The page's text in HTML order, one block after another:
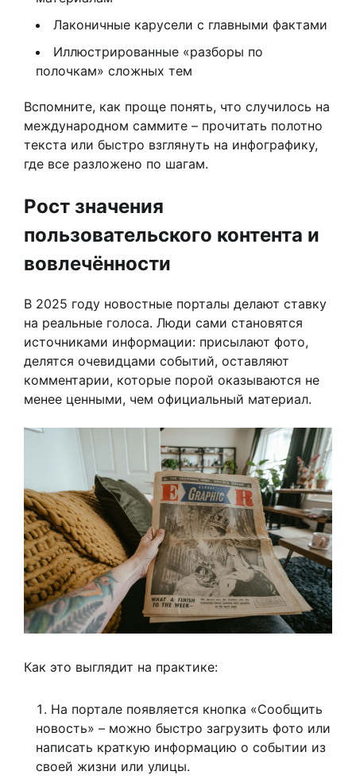
Лаконичные карусели с главными фактами
Иллюстрированные «разборы по
полочкам» сложных тем
Вспомните, как проще понять, что случилось на
международном саммите – прочитать полотно
текста или быстро взглянуть на инфографику,
где все разложено по шагам.
Рост значения
пользовательского контента и
вовлечённости
В 2025 году новостные порталы делают ставку
на реальные голоса. Люди сами становятся
источниками информации: присылают фото,
делятся очевидцами событий, оставляют
комментарии, которые порой оказываются не
менее ценными, чем официальный материал.
Как это выглядит на практике:
На портале появляется кнопка «Сообщить
новость» – можно быстро загрузить фото или
написать краткую информацию о событии из
своей жизни или улицы.